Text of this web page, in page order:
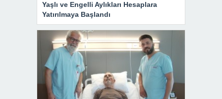
Yaşlı ve Engelli Aylıkları Hesaplara
Yatırılmaya Başlandı